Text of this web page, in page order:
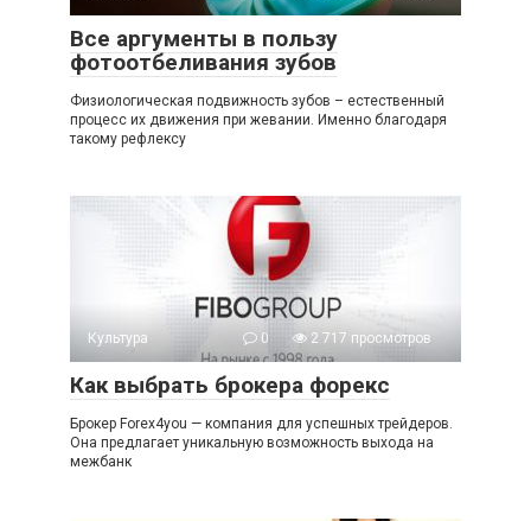
Все аргументы в пользу
фотоотбеливания зубов
Физиологическая подвижность зубов – естественный
процесс их движения при жевании. Именно благодаря
такому рефлексу
Культура 0 2 717 просмотров
Как выбрать брокера форекс
Брокер Forex4you — компания для успешных трейдеров.
Она предлагает уникальную возможность выхода на
межбанк